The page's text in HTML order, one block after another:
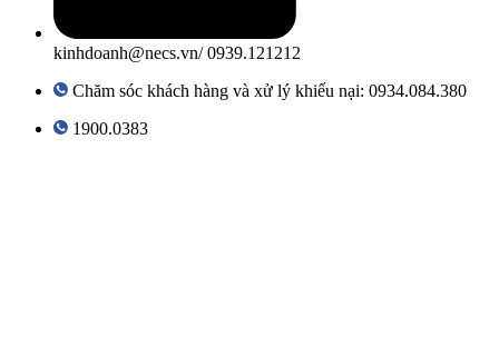
kinhdoanh@necs.vn/ 0939.121212
Chăm sóc khách hàng và xử lý khiếu nại: 0934.084.380
1900.0383